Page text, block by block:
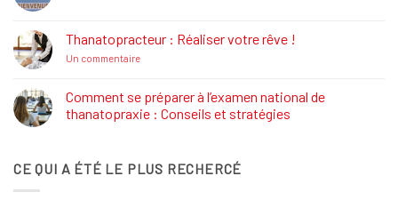
Job
Dating
Salon
SUD
Thanatopracteur : Réaliser votre rêve !
Un commentairesur
Réaliser
votre
rêve
Comment se préparer à l’examen national de
thanatopraxie : Conseils et stratégies
Comment
se
CE QUI A ÉTÉ LE PLUS RECHERCÉ